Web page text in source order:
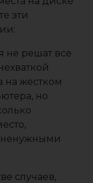
эти
не решат все
на жестком
но
случаев,